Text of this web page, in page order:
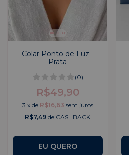
Colar Ponto de Luz -
Prata
(0)
R$49,90
3 x de R$16,63 sem juros
R$7,49 de CASHBACK